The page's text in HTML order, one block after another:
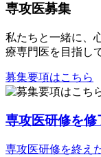
専攻医募集
私たちと一緒に、
療専門医を目指し
募集要項はこちら
専攻医研修を
専攻医研修を終え